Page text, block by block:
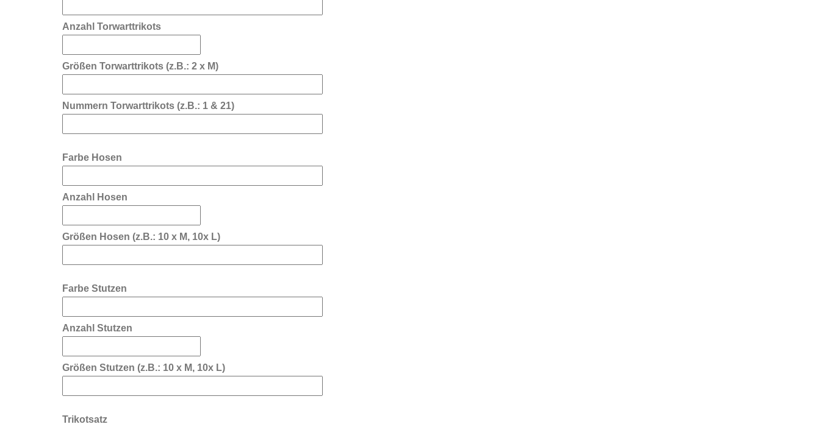
Anzahl Torwarttrikots
Größen Torwarttrikots (z.B.: 2 x M)
Nummern Torwarttrikots (z.B.: 1 & 21)
Farbe Hosen
Anzahl Hosen
Größen Hosen (z.B.: 10 x M, 10x L)
Farbe Stutzen
Anzahl Stutzen
Größen Stutzen (z.B.: 10 x M, 10x L)
Trikotsatz